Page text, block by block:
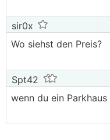
sir0x
Wo siehst den Preis?
Spt42
wenn du ein